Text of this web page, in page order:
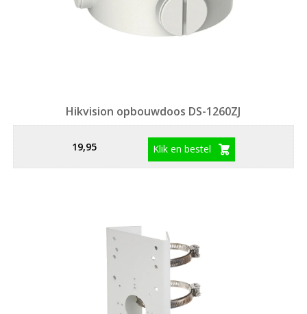
Hikvision opbouwdoos DS-1260ZJ
19,95 Klik en bestel